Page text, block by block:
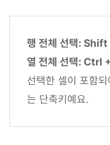
행 전체 선택:
열 전체 선택: Ctrl
선택한 셀이 포함
는 단축키예요.